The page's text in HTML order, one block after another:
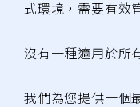
式環境，需要有效
沒有一種適用於所
我們為您提供一個